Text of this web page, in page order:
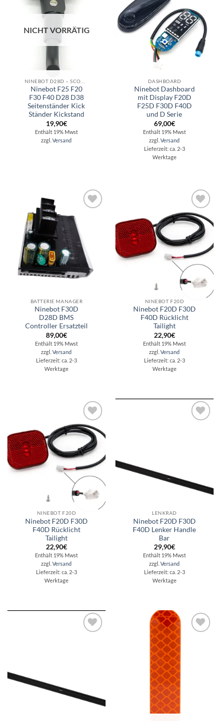
Wunschliste
NICHT VORRÄTIG
Ninebot F25 F20
F30 F40 D28 D38
Seitenständer Kick
Ständer Kickstand
19,90€
Enthält 19% Mwst
zzgl.Versand
Wunschliste
DASHBOARD
Ninebot Dashboard
mit Display F20D
F25D F30D F40D
und D Serie
69,00€
Enthält 19% Mwst
zzgl.Versand
Lieferzeit: ca. 2-3
Werktage
Auf die
Wunschliste
BATTERIE MANAGER
Ninebot F30D
D28D BMS
Controller Ersatzteil
89,00€
Enthält 19% Mwst
zzgl.Versand
Lieferzeit: ca. 2-3
Werktage
Auf die
Wunschliste
NINEBOT F20D
Ninebot F20D F30D
F40D Rücklicht
Tailight
22,90€
Enthält 19% Mwst
zzgl.Versand
Lieferzeit: ca. 2-3
Werktage
Auf die
Wunschliste
NINEBOT F20D
Ninebot F20D F30D
F40D Rücklicht
Tailight
22,90€
Enthält 19% Mwst
zzgl.Versand
Lieferzeit: ca. 2-3
Werktage
LENKRAD
Ninebot F20D F30D
F40D Lenker Handle
Bar
29,90€
Enthält 19% Mwst
zzgl.Versand
Lieferzeit: ca. 2-3
Werktage
Wunschliste